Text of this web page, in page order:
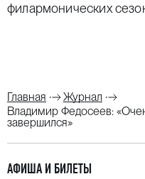
филармонических
Главная
Журнал
Владимир Федосеев:
завершился»
АФИША И БИЛЕТЫ